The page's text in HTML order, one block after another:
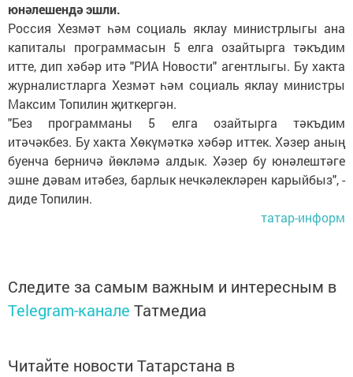
юнәлешендә эшли.
Россия Хезмәт һәм социаль яклау министрлыгы ана
капиталы программасын 5 елга озайтырга тәкъдим
итте, дип хәбәр итә "РИА Новости" агентлыгы. Бу хакта
журналистларга Хезмәт һәм социаль яклау министры
Максим Топилин җиткергән.
"Без программаны 5 елга озайтырга тәкъдим
итәчәкбез. Бу хакта Хөкүмәткә хәбәр иттек. Хәзер аның
буенча берничә йөкләмә алдык. Хәзер бу юнәлештәге
эшне дәвам итәбез, барлык нечкәлекләрен карыйбыз", -
диде Топилин.
татар-информ
Следите за самым важным и интересным в
Telegram-канале Татмедиа
Читайте новости Татарстана в